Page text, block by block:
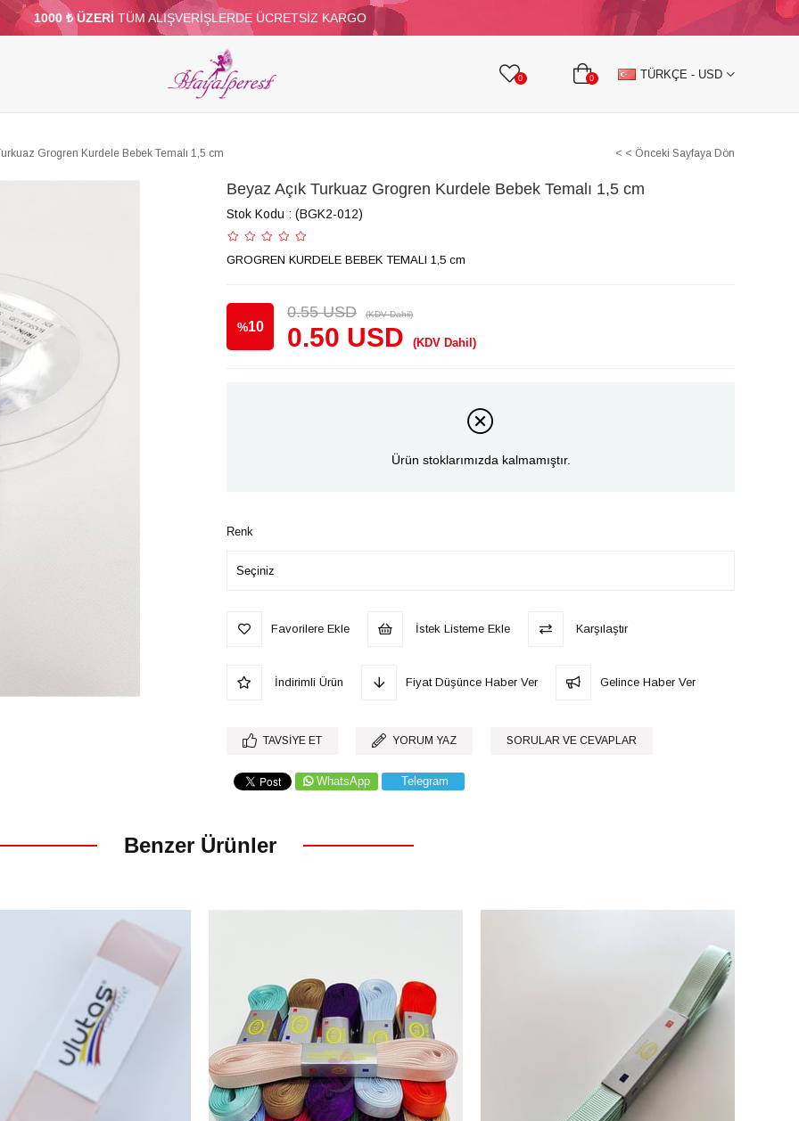
1000 ₺ ÜZERİ TÜM ALIŞVERİŞLERDE ÜCRETSİZ KARGO
0 0 TÜRKÇE - USD
PARTİ VE SÜS MALZEMELERİ TÜY BONCUKLAR TAŞLI TEKSTİL AKSESUARLARI
TOPTAN DİĞER
Grogren Kurdele Bebek Temalı 1,5 cm < < Önceki Sayfaya Dön
Beyaz Açık Turkuaz Grogren Kurdele Bebek Temalı 1,5 cm
Stok Kodu (BGK2-012)
GROGREN KURDELE BEBEK TEMALI 1,5 cm
%10
0.55 USD (KDV Dahil)
0.50 USD (KDV Dahil)
Ürün stoklarımızda kalmamıştır.
Renk
Favorilere Ekle İstek Listeme Ekle Karşılaştır
İndirimli Ürün Fiyat Düşünce Haber Ver Gelince Haber Ver
TAVSIYE ET YORUM YAZ SORULAR VE CEVAPLAR
WhatsApp Telegram
Benzer Ürünler